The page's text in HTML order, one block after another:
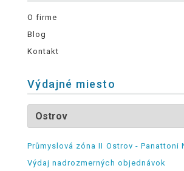
O firme
Blog
Kontakt
Výdajné miesto
Průmyslová zóna II Ostrov - Panattoni
Výdaj nadrozmerných objednávok